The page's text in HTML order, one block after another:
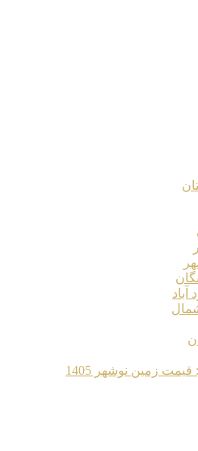
آباد
زمین نوشهر 1405